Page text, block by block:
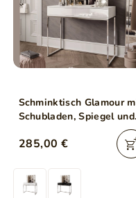
Schminktisch Glamour mit
Schubladen, Spiegel und
LED-Beleuchtung Brisa
Weiß Hochglanz
285,00 €